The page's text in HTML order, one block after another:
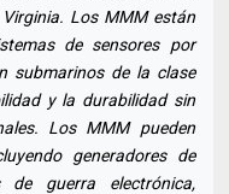
Los MMM están
de sensores por
submarinos de la clase
y la durabilidad sin
Los MMM pueden
generadores de
de guerra electrónica,